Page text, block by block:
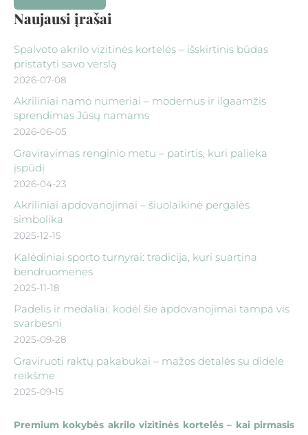
Naujausi įrašai
Spalvoto akrilo vizitinės kortelės – išskirtinis būdas
pristatyti savo verslą
2026-07-08
Akriliniai namo numeriai – modernus ir ilgaamžis
sprendimas Jūsų namams
2026-06-05
Graviravimas renginio metu – patirtis, kuri palieka
įspūdį
2026-04-23
Akriliniai apdovanojimai – šiuolaikinė pergalės
simbolika
2025-12-15
Kalėdiniai sporto turnyrai: tradicija, kuri suartina
bendruomenes
2025-11-18
Padelis ir medaliai: kodėl šie apdovanojimai tampa vis
svarbesni
2025-09-28
Graviruoti raktų pakabukai – mažos detalės su didele
reikšme
2025-09-15
Premium kokybės akrilo vizitinės kortelės – kai pirmasis